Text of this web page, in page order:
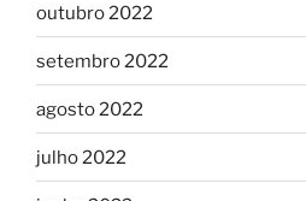
outubro 2022
setembro 2022
agosto 2022
julho 2022